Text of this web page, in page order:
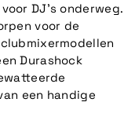
DJ's onderweg.
voor de
Durashock
een handige